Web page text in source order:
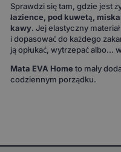
Sprawdzi się tam, gdzie jest
łazience, pod kuwetą,
kawy. Jej elastyczny
i dopasować do każdego
ją opłukać, wytrzepać albo…
Mata EVA Hometo mały
codziennym porządku.